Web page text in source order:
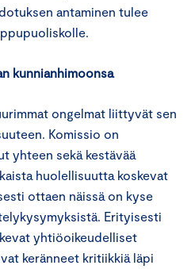
antaminen tulee
kunnianhimoonsa
ongelmat liittyvät sen
Komissio on
yhteen sekä kestävää
huolellisuutta koskevat
ottaen näissä on kyse
Erityisesti
yhtiöoikeudelliset
keränneet kritiikkiä läpi